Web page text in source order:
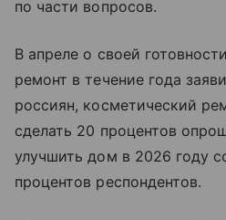
по части вопросов.
В апреле о своей
ремонт в течение года
россиян, косметический
сделать 20 процентов
улучшить дом в 2026 году
процентов респондентов.